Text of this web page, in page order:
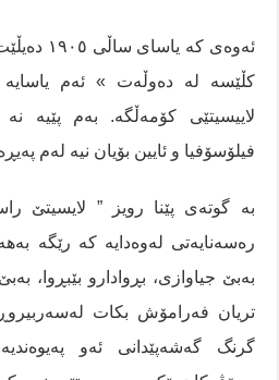
ئەوەی کە
کڵێسە لە دەوڵەت » ئەم یاسایە
لاییسیتێی کۆمەڵگە. بەم
فیلۆسۆفیا و ئایین بۆیان نیە لەم
بە گوتەی پێنا رویز ” لایسیتێ
رەسەنایەتی لەوەدایە کە رێگە
بەبێ جیاوازی، بڕوادارو بێبڕوا،
تریان فەرامۆش بکات
گرنگ گەشەپێدانی ئەو